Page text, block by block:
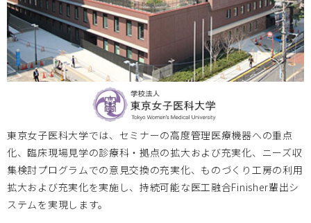
東京女子医科大学では、セミナーの高度管理医療機器への重点
化、臨床現場見学の診療科・拠点の拡大および充実化、ニーズ収
集検討プログラムでの意見交換の充実化、ものづくり工房の利用
拡大および充実化を実施し、持続可能な医工融合Finisher輩出シ
ステムを実現します。